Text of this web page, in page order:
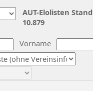
Vorname
AUT-Elolisten
10.879